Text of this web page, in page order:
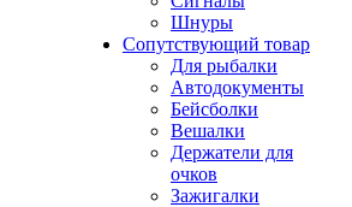
Шнуры
Сопутствующий товар
Для рыбалки
Автодокументы
Бейсболки
Вешалки
Держатели для
очков
Зажигалки